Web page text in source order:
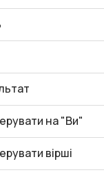
на "Ви"
вірші